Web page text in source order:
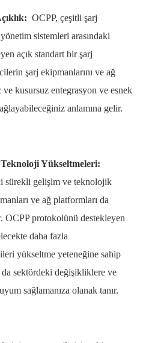
OCPP, çeşitli şarj
sistemleri arasındaki
açık standart bir şarj
şarj ekipmanlarını ve ağ
ve kusursuz entegrasyon ve esnek
anlamına gelir.
Teknoloji Yükseltmeleri:
sürekli gelişim ve teknolojik
ve ağ platformları da
OCPP protokolünü destekleyen
daha fazla
yükseltme yeteneğine sahip
da sektördeki değişikliklere ve
sağlamanıza olanak tanır.